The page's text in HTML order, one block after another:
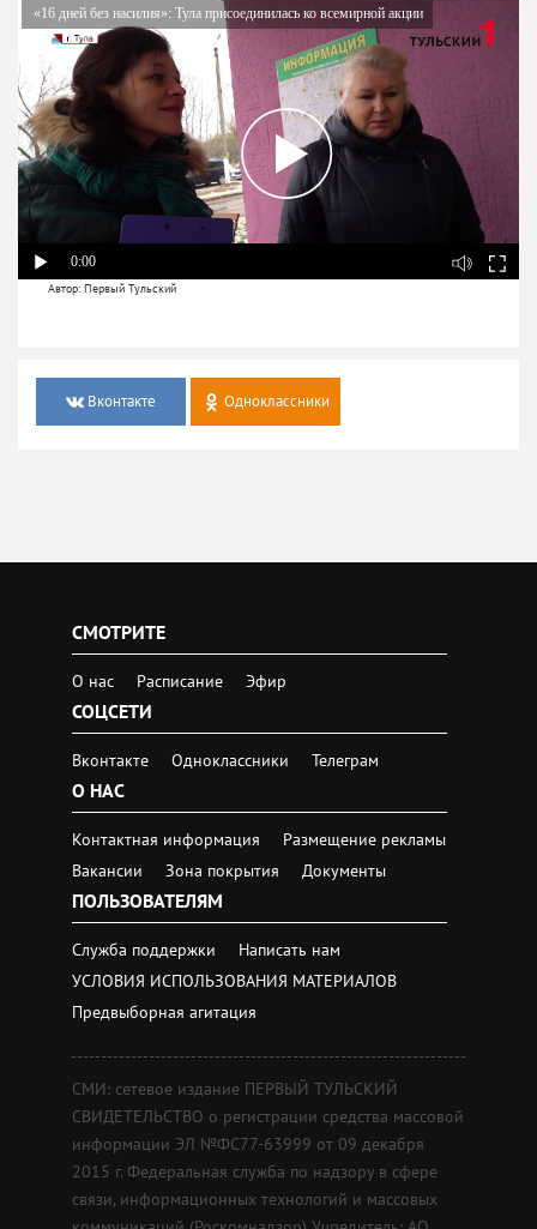
«16 дней без насилия»: Тула присоединилась ко всемирной акции
0:00
Автор: Первый Тульский
Вконтакте Одноклассники
СМОТРИТЕ
О нас Расписание Эфир
СОЦСЕТИ
Вконтакте Одноклассники Телеграм
О НАС
Контактная информация
Размещение рекламы
Вакансии
Зона покрытия Документы
ПОЛЬЗОВАТЕЛЯМ
Служба поддержки
Написать нам
УСЛОВИЯ ИСПОЛЬЗОВАНИЯ МАТЕРИАЛОВ
Предвыборная агитация
СМИ: сетевое издание ПЕРВЫЙ ТУЛЬСКИЙ
СВИДЕТЕЛЬСТВО о регистрации средства массовой
информации ЭЛ №ФС77-63999 от 09 декабря
2015 г. Федеральная служба по надзору в сфере
связи, информационных технологий и массовых